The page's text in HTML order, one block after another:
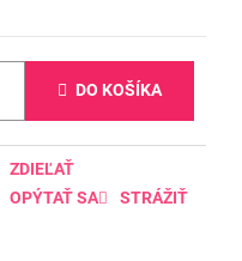
DO KOŠÍKA
OPÝTAŤ SA STRÁŽIŤ
ZDIEĽAŤ